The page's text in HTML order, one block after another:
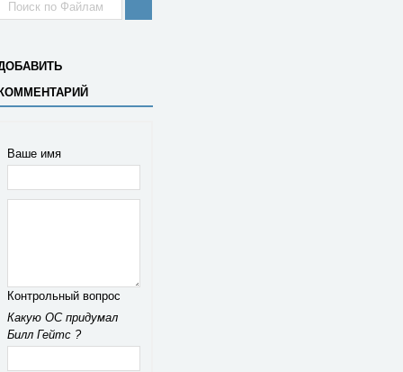
Ваше имя
Контрольный вопрос
Какую ОС придумал
Билл Гейтс ?